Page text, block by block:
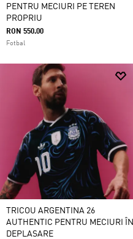
PENTRU MECIURI PE TEREN
PROPRIU
RON 550.00
Fotbal
TRICOU ARGENTINA 26
AUTHENTIC PENTRU MECIURI ÎN
DEPLASARE